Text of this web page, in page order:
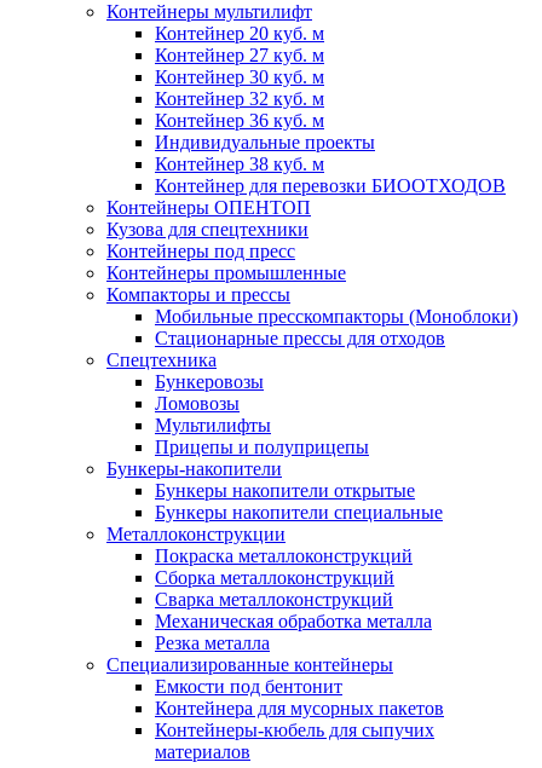
Контейнеры мультилифт
Контейнер 20 куб. м
Контейнер 27 куб. м
Контейнер 30 куб. м
Контейнер 32 куб. м
Контейнер 36 куб. м
Индивидуальные проекты
Контейнер 38 куб. м
Контейнер для перевозки БИООТХОДОВ
Контейнеры ОПЕНТОП
Кузова для спецтехники
Контейнеры под пресс
Контейнеры промышленные
Компакторы и прессы
Мобильные пресскомпакторы (Моноблоки)
Стационарные прессы для отходов
Спецтехника
Бункеровозы
Ломовозы
Мультилифты
Прицепы и полуприцепы
Бункеры-накопители
Бункеры накопители открытые
Бункеры накопители специальные
Металлоконструкции
Покраска металлоконструкций
Сборка металлоконструкций
Сварка металлоконструкций
Механическая обработка металла
Резка металла
Специализированные контейнеры
Емкости под бентонит
Контейнера для мусорных пакетов
Контейнеры-кюбель для сыпучих
материалов